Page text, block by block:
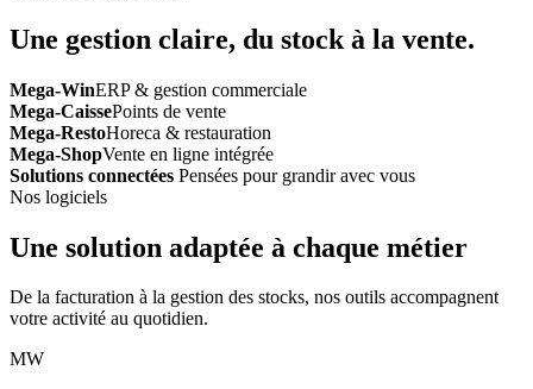
Une gestion claire, du stock à la vente.
Mega-WinERP & gestion commerciale
Mega-CaissePoints de vente
Mega-RestoHoreca & restauration
Mega-ShopVente en ligne intégrée
Solutions connectées Pensées pour grandir avec vous
Nos logiciels
Une solution adaptée à chaque métier
De la facturation à la gestion des stocks, nos outils accompagnent
votre activité au quotidien.
MW